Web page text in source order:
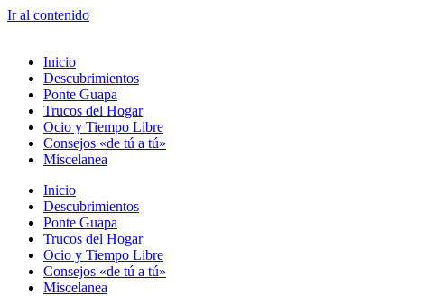
Ir al contenido
Inicio
Descubrimientos
Ponte Guapa
Trucos del Hogar
Ocio y Tiempo Libre
Consejos «de tú a tú»
Miscelanea
Inicio
Descubrimientos
Ponte Guapa
Trucos del Hogar
Ocio y Tiempo Libre
Consejos «de tú a tú»
Miscelanea